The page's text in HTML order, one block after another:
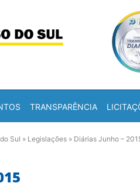
TRANSPARÊNCIA
Sul » Legislações » Diárias Junho –